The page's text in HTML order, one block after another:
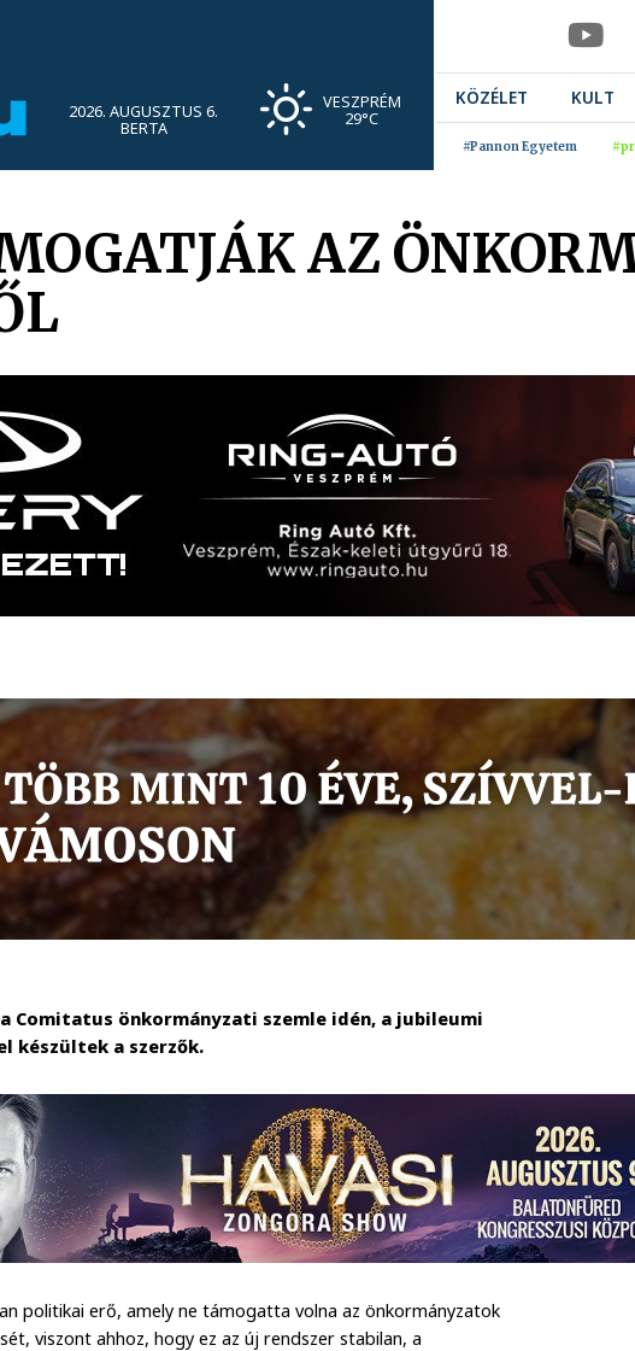
2026. AUGUSZTUS 6.
BERTA
VESZPRÉM
29°C
KÖZÉLET KULT
#Pannon Egyetem
AZ
Comitatus önkormányzati szemle idén, a jubileumi
készültek a szerzők.
politikai erő, amely ne támogatta volna az önkormányzatok
viszont ahhoz, hogy ez az új rendszer stabilan, a